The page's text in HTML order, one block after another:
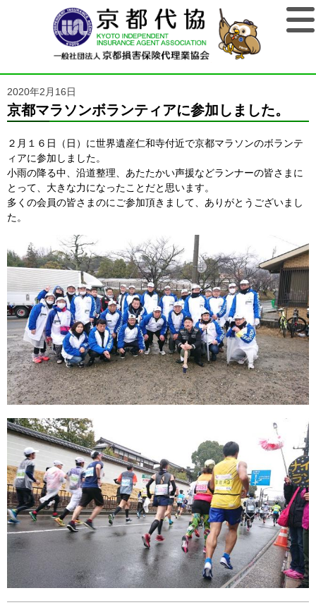
2020年2月16日
京都マラソンボランティアに参加しました。
２月１６日（日）に世界遺産仁和寺付近で京都マラソンのボランテ
ィアに参加しました。
小雨の降る中、沿道整理、あたたかい声援などランナーの皆さまに
とって、大きな力になったことだと思います。
多くの会員の皆さまのにご参加頂きまして、ありがとうございまし
た。